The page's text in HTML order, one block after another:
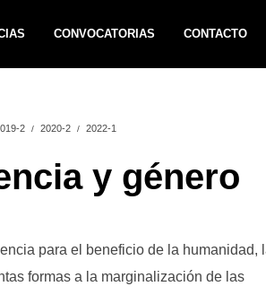
CONVOCATORIAS CONTACTO
2 2020-2
2022-1
y género
para el beneficio de la humanidad,
formas a la marginalización de las